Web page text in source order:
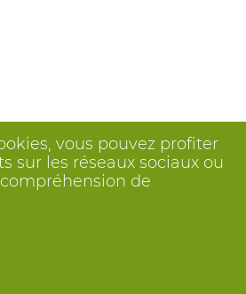
vous pouvez profiter
sur les réseaux sociaux ou
de